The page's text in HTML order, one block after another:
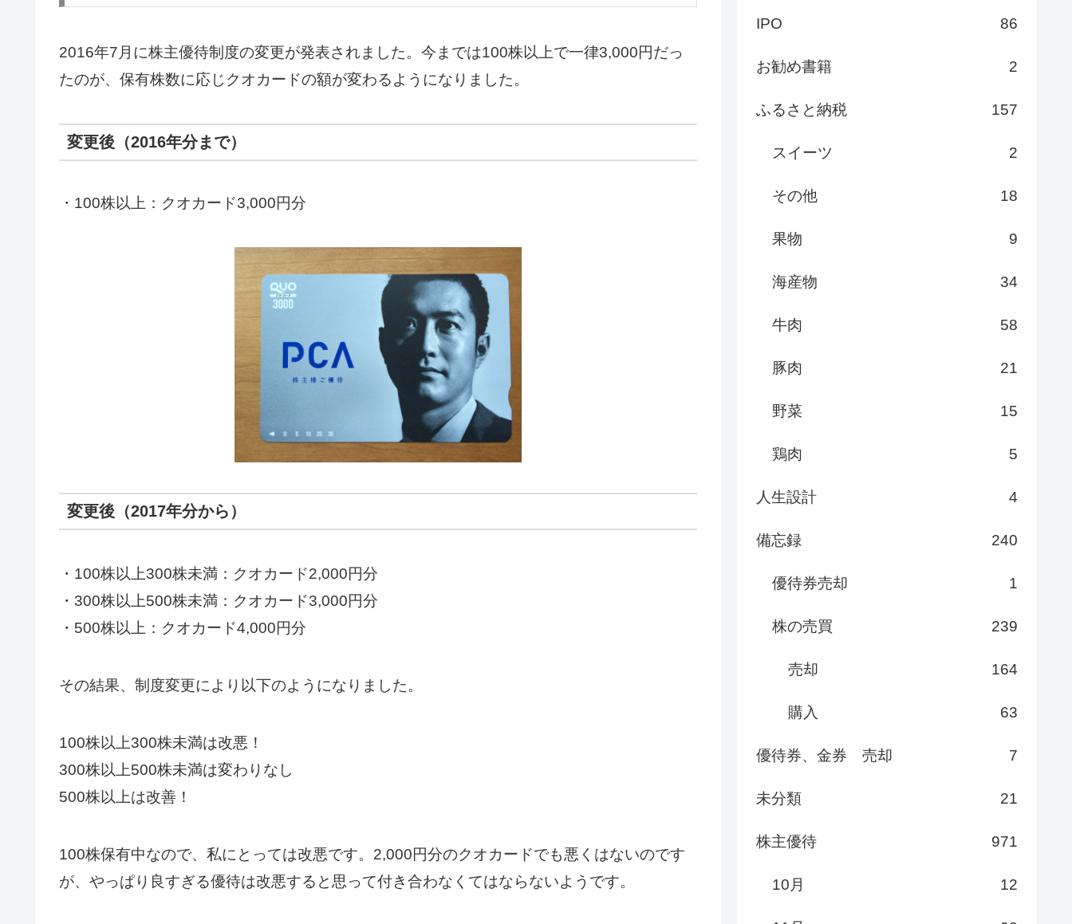
2016年7月に株主優待制度の変更が発表されました。今までは100株以上で一律3,000円だっ
たのが、保有株数に応じクオカードの額が変わるようになりました。
変更後（2016年分まで）
・100株以上：クオカード3,000円分
変更後（2017年分から）
・100株以上300株未満：クオカード2,000円分
・300株以上500株未満：クオカード3,000円分
・500株以上：クオカード4,000円分
その結果、制度変更により以下のようになりました。
100株以上300株未満は改悪！
300株以上500株未満は変わりなし
500株以上は改善！
100株保有中なので、私にとっては改悪です。2,000円分のクオカードでも悪くはないのです
が、やっぱり良すぎる優待は改悪すると思って付き合わなくてはならないようです。
IPO 86
お勧め書籍 2
ふるさと納税 157
スイーツ 2
その他 18
果物 9
海産物 34
牛肉 58
豚肉 21
野菜 15
鶏肉 5
人生設計 4
備忘録 240
優待券売却 1
株の売買 239
売却 164
購入 63
優待券、金券 売却 7
未分類 21
株主優待 971
10月 12